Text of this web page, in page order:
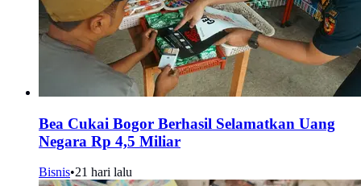
Bea Cukai Bogor Berhasil Selamatkan Uang
Negara Rp 4,5 Miliar
Bisnis•21 hari lalu